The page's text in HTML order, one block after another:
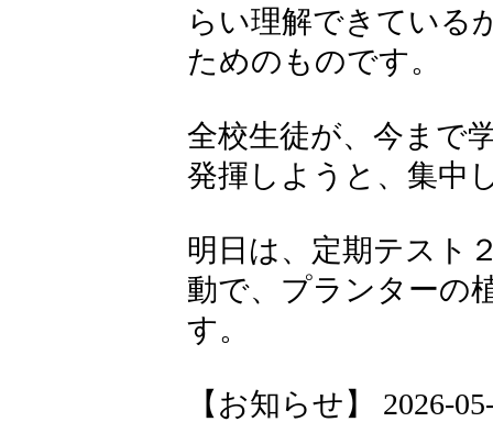
らい理解できている
ためのものです。
全校生徒が、今まで
発揮しようと、集中
明日は、定期テスト
動で、プランターの
す。
【お知らせ】 2026-